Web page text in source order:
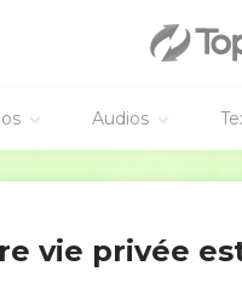
Audios
reins ceints de la vérité,
le bouclier de la foi,
tous les Saints,
qu'il me soit donné de
vie privée